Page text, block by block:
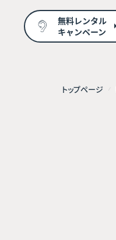
無料レンタル
キャンペーン
トップページ